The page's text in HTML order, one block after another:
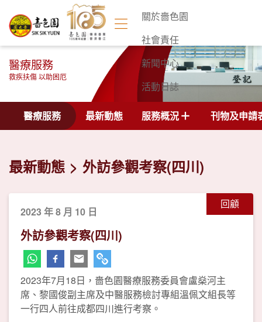
關於嗇色園
社會責任
新聞中心
活動日誌
聯絡我們
醫療服務
救疾扶傷 以助困厄
醫療服務 最新動態 服務概況 刊物及申請
最新動態 外訪參觀考察(四川)
回顧
2023 年 8 月 10 日
外訪參觀考察(四川)
2023年7月18日，嗇色園醫療服務委員會盧燊河主
席、黎國俊副主席及中醫服務檢討專組溫佩文組長等
一行四人前往成都四川進行考察。